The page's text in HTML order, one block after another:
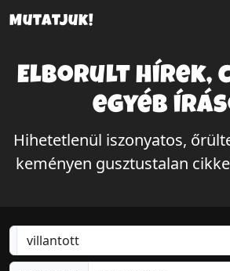
Mutatjuk!
Elborult hírek,
egyéb
Hihetetlenül iszonyatos,
keményen gusztustalan